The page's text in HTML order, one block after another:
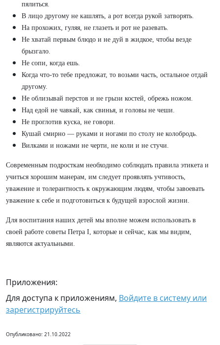
пялиться.
В лицо другому не кашлять, а рот всегда рукой затворять.
На прохожих, гуляя, не глазеть и рот не разевать.
Не хватай первым блюдо и не дуй в жидкое, чтобы везде
брызгало.
Не сопи, когда ешь.
Когда что-то тебе предложат, то возьми часть, остальное отдай
другому.
Не облизывай перстов и не грызи костей, обрежь ножом.
Над едой не чавкай, как свинья, и головы не чеши.
Не проглотив куска, не говори.
Кушай смирно — руками и ногами по столу не колобродь.
Вилками и ножами не черти, не коли и не стучи.
Современным подросткам необходимо соблюдать правила этикета и
учиться хорошим манерам, им следует проявлять учтивость,
уважение и толерантность к окружающим людям, чтобы завоевать
уважение к себе и подготовиться к будущей взрослой жизни.
Для воспитания наших детей мы вполне можем использовать в
своей работе советы Петра I, которые и сейчас, как мы видим,
являются актуальными.
Приложения:
Для доступа к приложениям, Войдите в систему или
зарегистрируйтесь
Опубликовано: 21.10.2022